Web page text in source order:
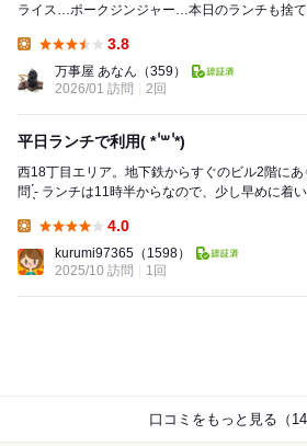
ライス…ポークジンジャー…本日のランチも捨て難い… でも前
3.8
万事屋 あなん （359）
2026/01 訪問
2回
平日ランチで利用( * ॑꒳ ॑*)
西18丁目エリア。地下鉄からすぐのビル2階に
問 ̖́-‬ ランチは11時半からなので、少し早めに着いてお店の前で待っていた
4.0
kurumi97365 （1598）
2025/10 訪問
1回
口コミをもっと見る（